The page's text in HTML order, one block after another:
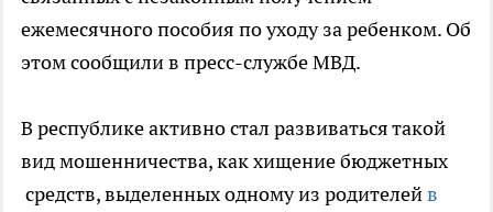
ежемесячного пособия по уходу за ребенком. Об
этом сообщили в пресс-службе МВД.
В республике активно стал развиваться такой
вид мошенничества, как хищение бюджетных
средств, выделенных одному из родителейв